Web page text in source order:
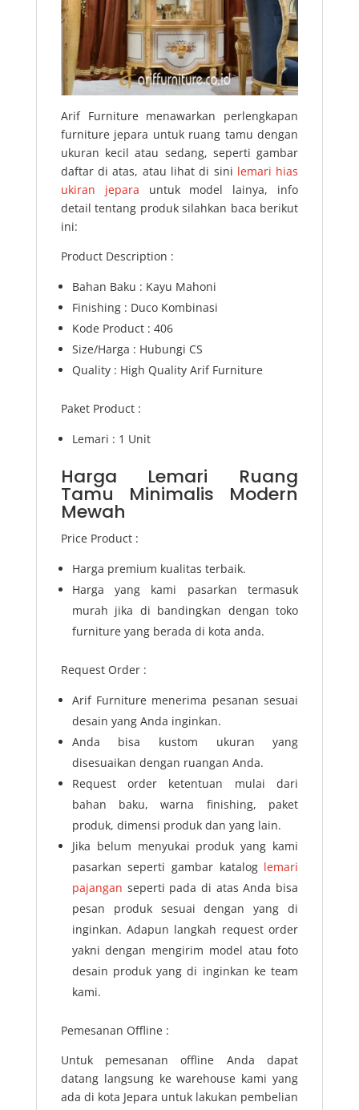
Arif Furniture menawarkan perlengkapan
furniture jepara untuk ruang tamu dengan
ukuran kecil atau sedang, seperti gambar
daftar di atas, atau lihat di sini lemari hias
ukiran jepara untuk model lainya, info
detail tentang produk silahkan baca berikut
ini:
Product Description :
Bahan Baku : Kayu Mahoni
Finishing : Duco Kombinasi
Kode Product : 406
Size/Harga : Hubungi CS
Quality : High Quality Arif Furniture
Paket Product :
Lemari : 1 Unit
Harga Lemari Ruang
Tamu Minimalis Modern
Mewah
Price Product :
Harga premium kualitas terbaik.
Harga yang kami pasarkan termasuk
murah jika di bandingkan dengan toko
furniture yang berada di kota anda.
Request Order :
Arif Furniture menerima pesanan sesuai
desain yang Anda inginkan.
Anda bisa kustom ukuran yang
disesuaikan dengan ruangan Anda.
Request order ketentuan mulai dari
bahan baku, warna finishing, paket
produk, dimensi produk dan yang lain.
Jika belum menyukai produk yang kami
pasarkan seperti gambar katalog lemari
pajangan seperti pada di atas Anda bisa
pesan produk sesuai dengan yang di
inginkan. Adapun langkah request order
yakni dengan mengirim model atau foto
desain produk yang di inginkan ke team
kami.
Pemesanan Offline :
Untuk pemesanan offline Anda dapat
datang langsung ke warehouse kami yang
ada di kota Jepara untuk lakukan pembelian